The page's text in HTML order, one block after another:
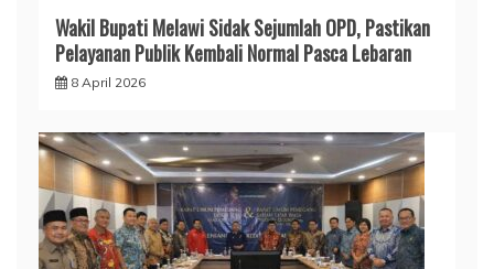
Wakil Bupati Melawi Sidak Sejumlah OPD, Pastikan
Pelayanan Publik Kembali Normal Pasca Lebaran
8 April 2026